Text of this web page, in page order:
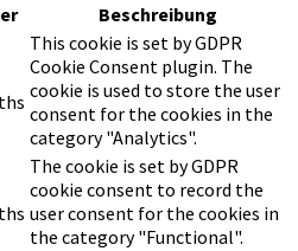
Beschreibung
This cookie is set by GDPR
Cookie Consent plugin. The
cookie is used to store the user
consent for the cookies in the
category "Analytics".
The cookie is set by GDPR
cookie consent to record the
user consent for the cookies in
the category "Functional".